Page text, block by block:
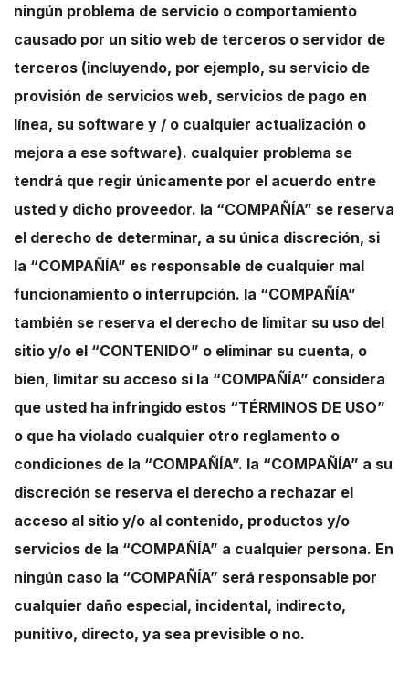
ningún problema de servicio o comportamiento
causado por un sitio web de terceros o servidor de
terceros (incluyendo, por ejemplo, su servicio de
provisión de servicios web, servicios de pago en
línea, su software y / o cualquier actualización o
mejora a ese software). cualquier problema se
tendrá que regir únicamente por el acuerdo entre
usted y dicho proveedor. la “COMPAÑÍA” se reserva
el derecho de determinar, a su única discreción, si
la “COMPAÑÍA” es responsable de cualquier mal
funcionamiento o interrupción. la “COMPAÑÍA”
también se reserva el derecho de limitar su uso del
sitio y/o el “CONTENIDO” o eliminar su cuenta, o
bien, limitar su acceso si la “COMPAÑÍA” considera
que usted ha infringido estos “TÉRMINOS DE USO”
o que ha violado cualquier otro reglamento o
condiciones de la “COMPAÑÍA”. la “COMPAÑÍA” a su
discreción se reserva el derecho a rechazar el
acceso al sitio y/o al contenido, productos y/o
servicios de la “COMPAÑÍA” a cualquier persona. En
ningún caso la “COMPAÑÍA” será responsable por
cualquier daño especial, incidental, indirecto,
punitivo, directo, ya sea previsible o no.